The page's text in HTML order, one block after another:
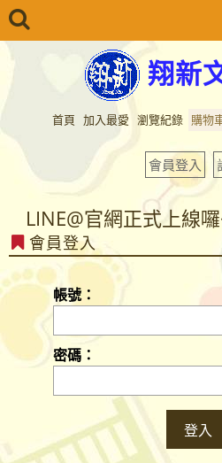
翔新
首頁 加入最愛 瀏覽紀錄 購物
會員登入
LINE@官網正式上線
LINE@官網正式上線
會員登入
帳號：
密碼：